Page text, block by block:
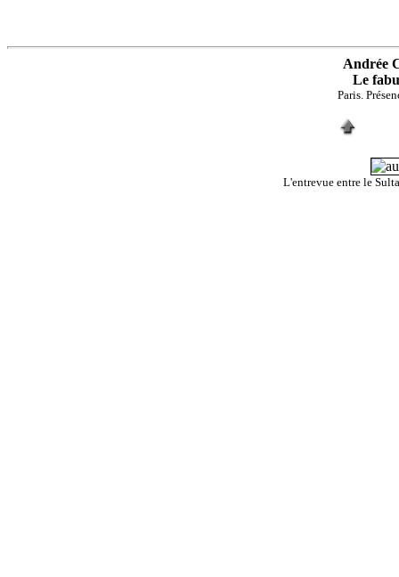
Andrée
Le
Paris.
L'entrevue entre le